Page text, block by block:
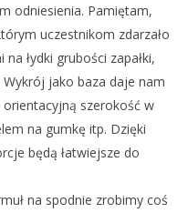
odniesienia. Pamiętam,
uczestnikom zdarzało
łydki grubości zapałki,
jako baza daje nam
orientacyjną szerokość w
na gumkę itp. Dzięki
będą łatwiejsze do
na spodnie zrobimy coś